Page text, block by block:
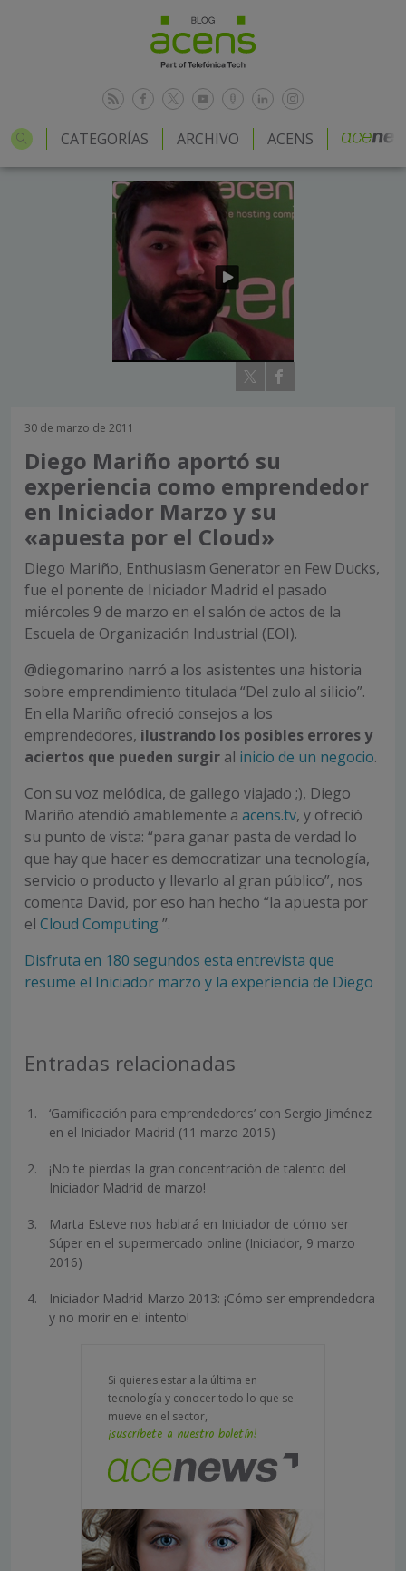
CATEGORÍAS ARCHIVO ACENS
30 de marzo de 2011
Diego Mariño aportó su
experiencia como emprendedor
en Iniciador Marzo y su
«apuesta por el Cloud»
Diego Mariño, Enthusiasm Generator en Few Ducks,
fue el ponente de Iniciador Madrid el pasado
miércoles 9 de marzo en el salón de actos de la
Escuela de Organización Industrial (EOI).
@diegomarino narró a los asistentes una historia
sobre emprendimiento titulada “Del zulo al silicio”.
En ella Mariño ofreció consejos a los
emprendedores, ilustrando los posibles errores y
aciertos que pueden surgir al inicio de un negocio.
Con su voz melódica, de gallego viajado ;), Diego
Mariño atendió amablemente a acens.tv, y ofreció
su punto de vista: “para ganar pasta de verdad lo
que hay que hacer es democratizar una tecnología,
servicio o producto y llevarlo al gran público”, nos
comenta David, por eso han hecho “la apuesta por
el Cloud Computing ”.
Disfruta en 180 segundos esta entrevista que
resume el Iniciador marzo y la experiencia de Diego
Entradas relacionadas
‘Gamificación para emprendedores’ con Sergio Jiménez
en el Iniciador Madrid (11 marzo 2015)
¡No te pierdas la gran concentración de talento del
Iniciador Madrid de marzo!
Marta Esteve nos hablará en Iniciador de cómo ser
Súper en el supermercado online (Iniciador, 9 marzo
2016)
Iniciador Madrid Marzo 2013: ¡Cómo ser emprendedora
y no morir en el intento!
Si quieres estar a la última en
tecnología y conocer todo lo que se
mueve en el sector,
¡suscríbete a nuestro boletín!